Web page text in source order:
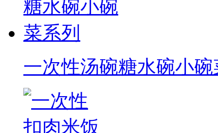
一次性汤碗糖水碗小